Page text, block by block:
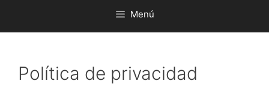
Menú
Política de privacidad